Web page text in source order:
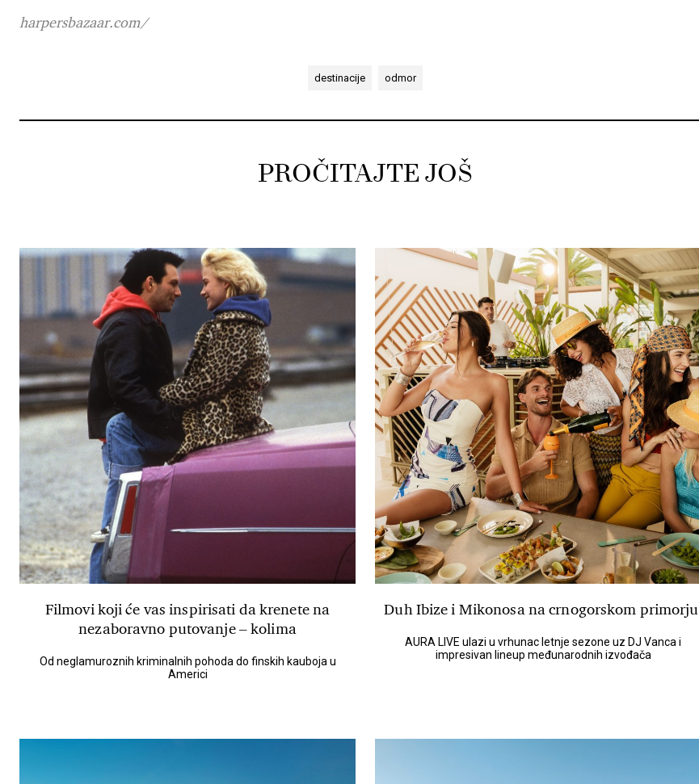
harpersbazaar.com/
destinacije odmor
PROČITAJTE JOŠ
Filmovi koji će vas inspirisati da krenete na
nezaboravno putovanje – kolima
Od neglamuroznih kriminalnih pohoda do finskih kauboja u
Americi
Duh Ibize i Mikonosa na crnogorskom primorju
AURA LIVE ulazi u vrhunac letnje sezone uz DJ Vanca i
impresivan lineup međunarodnih izvođača